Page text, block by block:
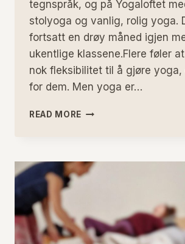
tegnspråk, og på Yogaloftet
stolyoga og vanlig, rolig yoga.
fortsatt en drøy måned igjen
ukentlige klassene.Flere føler
nok fleksibilitet til å gjøre yoga,
for dem. Men yoga er…
READ MORE VÅREN
FART
TIL
SOMMER
–
ER